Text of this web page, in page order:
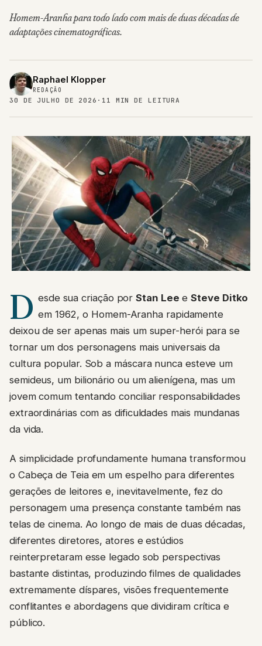
Homem-Aranha para todo lado com mais de duas décadas de
adaptações cinematográficas.
Raphael Klopper
REDAÇÃO
30 DE JULHO DE 2026 · 11 MIN DE LEITURA
D esde sua criação porStan Lee eSteve Ditko
em 1962, o Homem-Aranha rapidamente
deixou de ser apenas mais um super-herói para se
tornar um dos personagens mais universais da
cultura popular. Sob a máscara nunca esteve um
semideus, um bilionário ou um alienígena, mas um
jovem comum tentando conciliar responsabilidades
extraordinárias com as dificuldades mais mundanas
da vida.
A simplicidade profundamente humana transformou
o Cabeça de Teia em um espelho para diferentes
gerações de leitores e, inevitavelmente, fez do
personagem uma presença constante também nas
telas de cinema. Ao longo de mais de duas décadas,
diferentes diretores, atores e estúdios
reinterpretaram esse legado sob perspectivas
bastante distintas, produzindo filmes de qualidades
extremamente díspares, visões frequentemente
conflitantes e abordagens que dividiram crítica e
público.